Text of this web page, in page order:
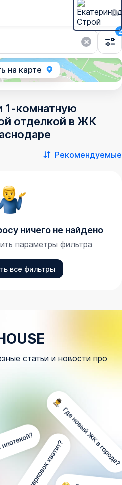
2
на карте
1-комнатную
отделкой в ЖК
Рекомендуемые
ничего не найдено
параметры фильтра
все фильтры
статьи и новости про